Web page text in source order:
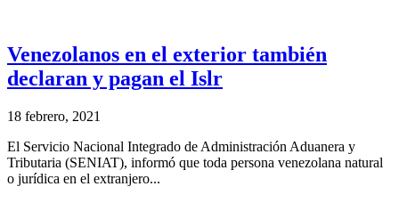
Venezolanos en el exterior también
declaran y pagan el Islr
18 febrero, 2021
El Servicio Nacional Integrado de Administración Aduanera y
Tributaria (SENIAT), informó que toda persona venezolana natural
o jurídica en el extranjero...